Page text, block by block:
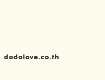
dodolove.co.th